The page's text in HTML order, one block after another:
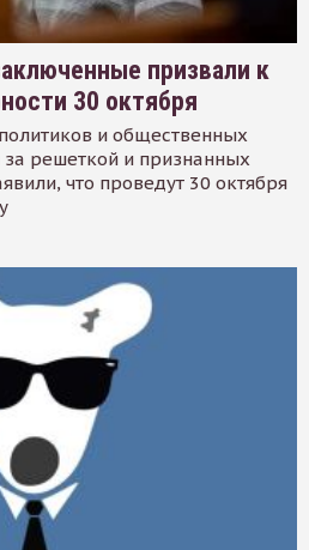
призвали к
30 октября
и общественных
решеткой и признанных
что проведут 30 октября